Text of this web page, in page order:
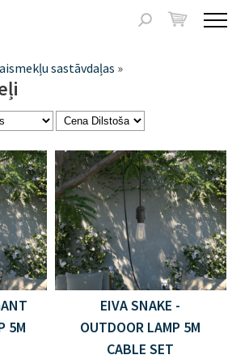
Meklēšanas
sastāvdaļas »
5M
EIVA SNAKE -
OUTDOOR LAMP 5M
CABLE SET